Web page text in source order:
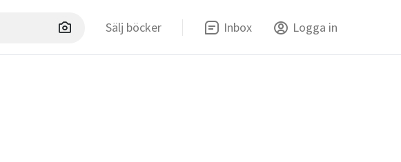
Sälj böcker Inbox Logga in